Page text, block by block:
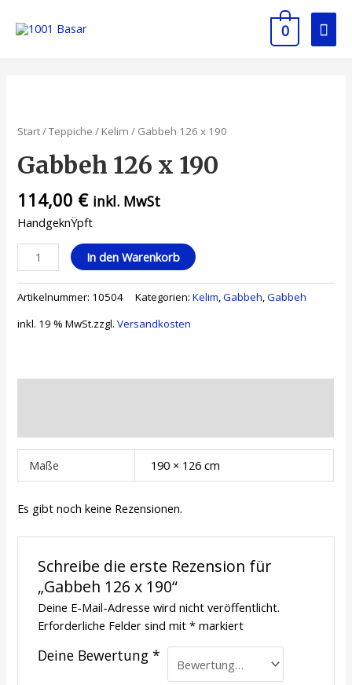
0
Start/Teppiche / Kelim / Gabbeh 126 x 190
Gabbeh 126 x 190
114,00 € inkl. MwSt
HandgeknŸpft
In den Warenkorb
Artikelnummer: 10504 Kategorien:Kelim,Gabbeh,Gabbeh
inkl. 19 % MwSt.zzgl.Versandkosten
Maße 190 × 126 cm
Es gibt noch keine Rezensionen.
Schreibe die erste Rezension für
„Gabbeh 126 x 190“
Deine E-Mail-Adresse wird nicht veröffentlicht.
Erforderliche Felder sind mit *markiert
Deine Bewertung *